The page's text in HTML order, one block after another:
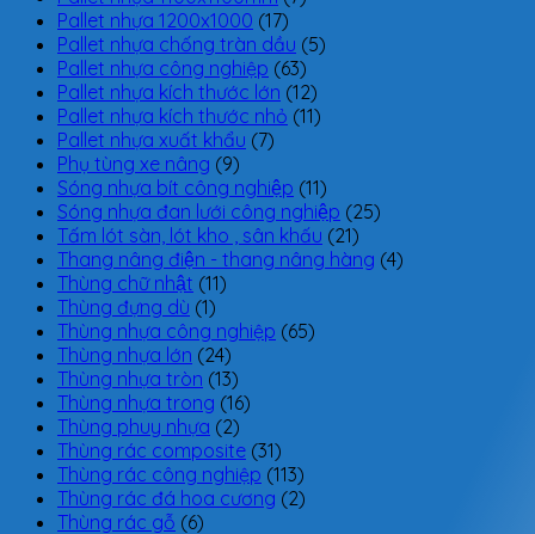
Pallet nhựa 1200x1000 (17)
Pallet nhựa chống tràn dầu (5)
Pallet nhựa công nghiệp (63)
Pallet nhựa kích thước lớn (12)
Pallet nhựa kích thước nhỏ (11)
Pallet nhựa xuất khẩu (7)
Phụ tùng xe nâng (9)
Sóng nhựa bít công nghiệp (11)
Sóng nhựa đan lưới công nghiệp (25)
Tấm lót sàn, lót kho , sân khấu (21)
Thang nâng điện - thang nâng hàng (4)
Thùng chữ nhật (11)
Thùng đựng dù (1)
Thùng nhựa công nghiệp (65)
Thùng nhựa lớn (24)
Thùng nhựa tròn (13)
Thùng nhựa trong (16)
Thùng phuy nhựa (2)
Thùng rác composite (31)
Thùng rác công nghiệp (113)
Thùng rác đá hoa cương (2)
Thùng rác gỗ (6)